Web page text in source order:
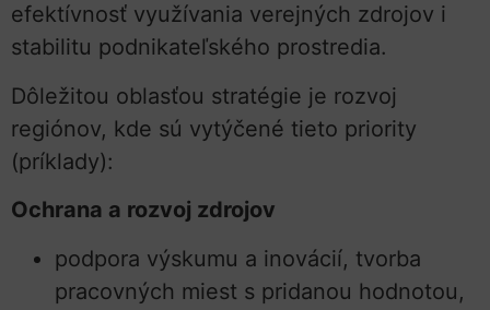
efektívnosť využívania verejných zdrojov i
stabilitu podnikateľského prostredia.
Dôležitou oblasťou stratégie je rozvoj
regiónov, kde sú vytýčené tieto priority
(príklady):
Ochrana a rozvoj zdrojov
podpora výskumu a inovácií, tvorba
pracovných miest s pridanou hodnotou,